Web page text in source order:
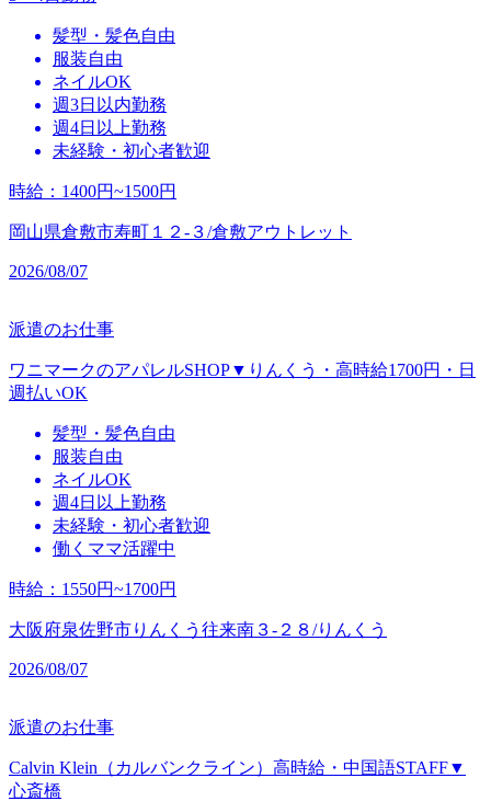
髪型・髪色自由
服装自由
ネイルOK
週3日以内勤務
週4日以上勤務
未経験・初心者歓迎
時給 ： 1400円~1500円
岡山県倉敷市寿町１２‐３/倉敷アウトレット
2026/08/07
派遣のお仕事
ワニマークのアパレルSHOP▼りんくう・高時給1700円・日
週払いOK
髪型・髪色自由
服装自由
ネイルOK
週4日以上勤務
未経験・初心者歓迎
働くママ活躍中
時給 ： 1550円~1700円
大阪府泉佐野市りんくう往来南３‐２８/りんくう
2026/08/07
派遣のお仕事
Calvin Klein（カルバンクライン）高時給・中国語STAFF▼
心斎橋